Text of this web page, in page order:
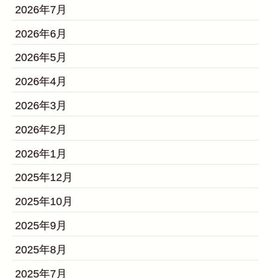
2026年7月
2026年6月
2026年5月
2026年4月
2026年3月
2026年2月
2026年1月
2025年12月
2025年10月
2025年9月
2025年8月
2025年7月